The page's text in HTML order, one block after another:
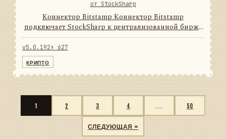
от StockSharp
Коннектор Bitstamp Коннектор Bitstamp
подключает StockSharp к централизованной бирже
цифровых активов. Он переводит данные и
операции провайдера в единую модель сообщений
v5.0.192 ⬇ 627
КРИПТО
1 2 3 4 50
СЛЕДУЮЩАЯ »